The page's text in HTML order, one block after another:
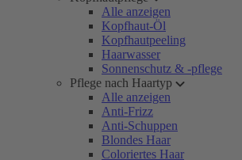
Alle anzeigen
Kopfhaut-Öl
Kopfhautpeeling
Haarwasser
Sonnenschutz & -pflege
Pflege nach Haartyp
Alle anzeigen
Anti-Frizz
Anti-Schuppen
Blondes Haar
Coloriertes Haar